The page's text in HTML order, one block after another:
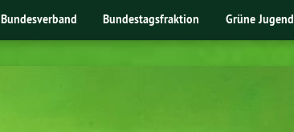
Bundesverband Bundestagsfraktion Grüne Jugend